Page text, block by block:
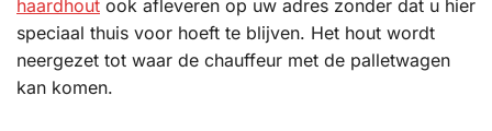
haardhout ook afleveren op uw adres zonder dat u hier
speciaal thuis voor hoeft te blijven. Het hout wordt
neergezet tot waar de chauffeur met de palletwagen
kan komen.